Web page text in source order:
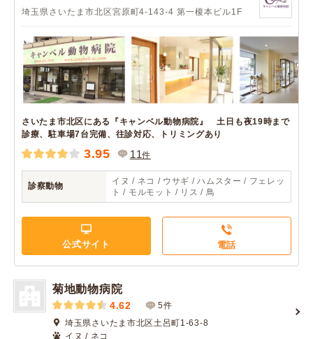
埼玉県さいたま市北区宮原町4-143-4 第一榎本ビル1F
さいたま市北区にある『キャンベル動物病院』 土日も夜19時まで
診療、駐車場7台完備、往診対応、トリミングあり
3.95 11件
診察動物
イヌ / ネコ / ウサギ / ハムスター / フェレッ
ト / モルモット / リス / 鳥
公式サイト 電話
菊地動物病院
4.62
5件
埼玉県さいたま市北区土呂町1-63-8
イヌ / ネコ